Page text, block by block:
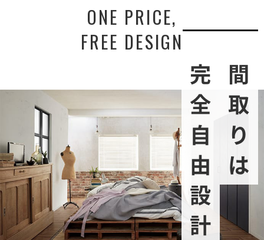
ONE PRICE,
FREE DESIGN
間取りは
完全自由設計